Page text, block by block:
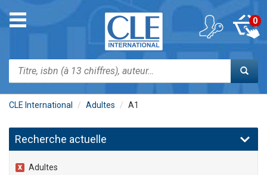
contenu
Toggle
navigation
Rechercher
0
CLE International Adultes A1
Recherche actuelle
Adultes